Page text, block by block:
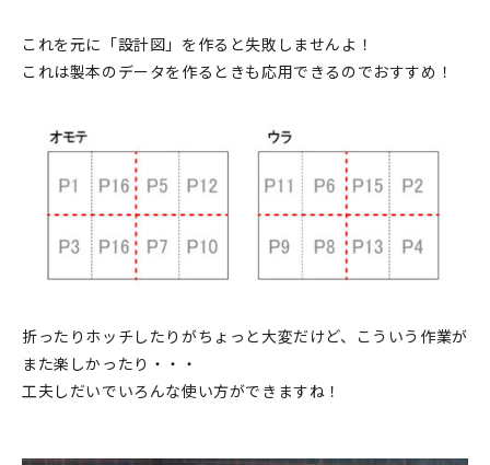
これを元に「設計図」を作ると失敗しませんよ！
これは製本のデータを作るときも応用できるのでおすすめ！
折ったりホッチしたりがちょっと大変だけど、こういう作業が
また楽しかったり・・・
工夫しだいでいろんな使い方ができますね！